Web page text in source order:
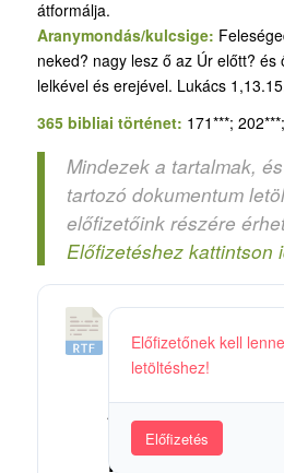
átformálja.
Aranymondás/kulcsige:
neked? nagy lesz ő az Úr előtt? és
lelkével és erejével. Lukács
365 bibliai történet: 171***;
Mindezek a tartalmak,
tartozó dokumentum
előfizetőink részére
Előfizetéshez kattintson
4
_
M
Előfizetőnek kell
letöltéshez!
Előfizetés